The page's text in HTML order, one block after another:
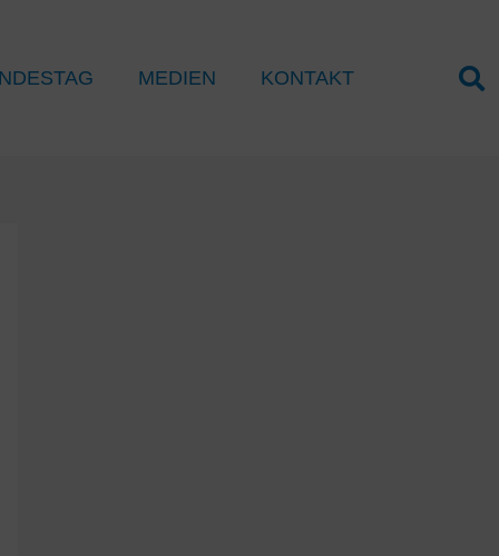
MEDIEN KONTAKT